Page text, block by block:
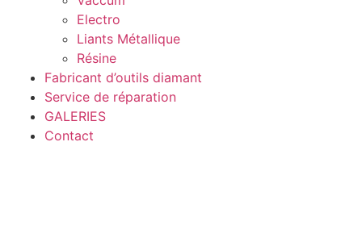
Electro
Liants Métallique
Résine
Fabricant d’outils diamant
Service de réparation
GALERIES
Contact